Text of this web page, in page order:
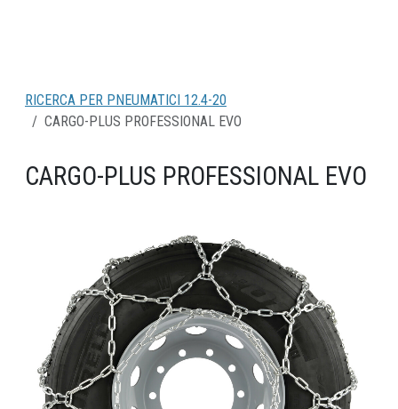
RICERCA PER PNEUMATICI 12.4-20
CARGO-PLUS PROFESSIONAL EVO
CARGO-PLUS PROFESSIONAL EVO